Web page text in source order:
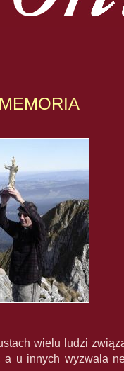
wielu ludzi
u innych wyzwala